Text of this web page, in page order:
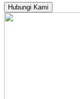
Hubungi Kami